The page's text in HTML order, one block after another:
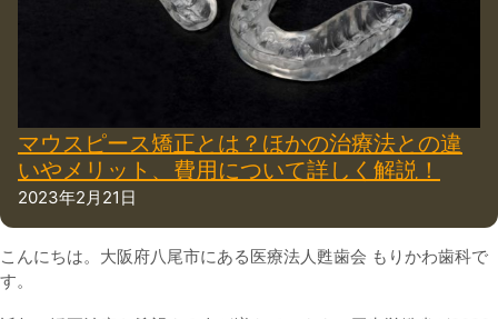
マウスピース矯正とは？ほかの治療法との違
いやメリット、費用について詳しく解説！
2023年2月21日
こんにちは。大阪府八尾市にある医療法人甦歯会 もりかわ歯科で
す。